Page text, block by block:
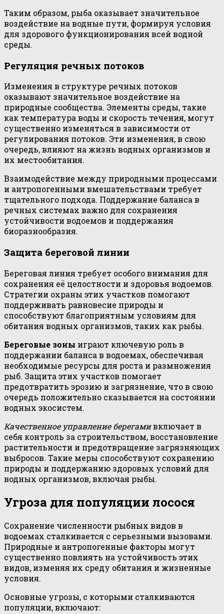
Таким образом, рыба оказывает значительное
воздействие на водные пути, формируя условия
для здорового функционирования всей водной
среды.
Регуляция речных потоков
Изменения в структуре речных потоков
оказывают значительное воздействие на
природные сообщества. Элементы среды, такие
как температура воды и скорость течения, могут
существенно изменяться в зависимости от
регулирования потоков. Эти изменения, в свою
очередь, влияют на жизнь водных организмов и
их местообитания.
Взаимодействие между природными процессами
и антропогенными вмешательствами требует
тщательного подхода. Поддержание баланса в
речных системах важно для сохранения
устойчивости водоемов и поддержания
биоразнообразия.
Защита береговой линии
Береговая линия требует особого внимания для
сохранения её целостности и здоровья водоемов.
Стратегии охраны этих участков помогают
поддерживать равновесие природы и
способствуют благоприятным условиям для
обитания водных организмов, таких как рыбы.
Береговые зоны играют ключевую роль в
поддержании баланса в водоемах, обеспечивая
необходимые ресурсы для роста и размножения
рыб. Защита этих участков помогает
предотвратить эрозию и загрязнение, что в свою
очередь положительно сказывается на состоянии
водных экосистем.
Качественное управление берегамивключает в
себя контроль за строительством, восстановление
растительности и предотвращение загрязняющих
выбросов. Такие меры способствуют сохранению
природы и поддержанию здоровых условий для
водных организмов, включая рыбы.
Угроза для популяции лосося
Сохранение численности рыбных видов в
водоемах сталкивается с серьезными вызовами.
Природные и антропогенные факторы могут
существенно повлиять на устойчивость этих
видов, изменяя их среду обитания и жизненные
условия.
Основные угрозы, с которыми сталкиваются
популяции, включают: